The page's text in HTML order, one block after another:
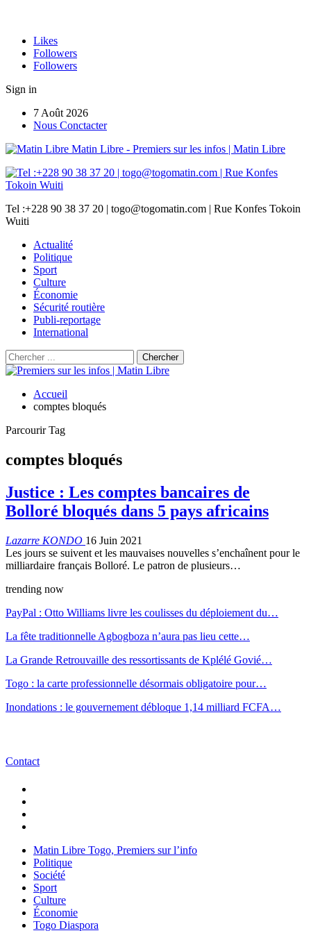
Likes
Followers
Followers
Sign in
7 Août 2026
Nous Conctacter
Matin Libre - Premiers sur les infos | Matin Libre
Tel :+228 90 38 37 20 | togo@togomatin.com | Rue Konfes Tokoin
Wuiti
Actualité
Politique
Sport
Culture
Économie
Sécurité routière
Publi-reportage
International
Accueil
comptes bloqués
Parcourir Tag
comptes bloqués
Justice : Les comptes bancaires de
Bolloré bloqués dans 5 pays africains
Lazarre KONDO 16 Juin 2021
Les jours se suivent et les mauvaises nouvelles s’enchaînent pour le
milliardaire français Bolloré. Le patron de plusieurs…
trending now
PayPal : Otto Williams livre les coulisses du déploiement du…
La fête traditionnelle Agbogboza n’aura pas lieu cette…
La Grande Retrouvaille des ressortissants de Kplélé Govié…
Togo : la carte professionnelle désormais obligatoire pour…
Inondations : le gouvernement débloque 1,14 milliard FCFA…
Contact
Matin Libre Togo, Premiers sur l’info
Politique
Société
Sport
Culture
Économie
Togo Diaspora